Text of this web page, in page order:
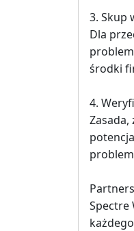
3. Skup
Dla
środki
4.
Spectre